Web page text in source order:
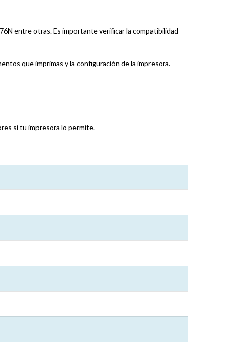
entre otras. Es importante verificar la compatibilidad
que imprimas y la configuración de la impresora.
si tu impresora lo permite.